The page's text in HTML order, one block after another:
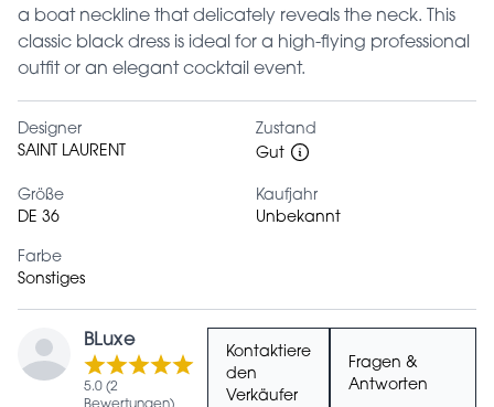
a boat neckline that delicately reveals the neck. This
classic black dress is ideal for a high-flying professional
outfit or an elegant cocktail event.
Designer
SAINT LAURENT
Zustand
Gut
Größe
DE 36
Kaufjahr
Unbekannt
Farbe
Sonstiges
BLuxe
5.0 (2
Kontaktiere
den
Verkäufer
Fragen &
Antworten